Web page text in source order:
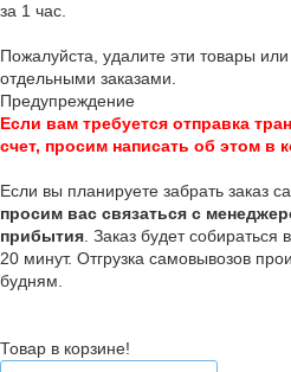
за 1 час.
Пожалуйста, удалите эти товары
отдельными заказами.
Предупреждение
Если вам требуется отправка
счет, просим написать об этом в
Если вы планируете забрать заказ
просим вас связаться с
прибытия . Заказ будет
20 минут. Отгрузка самовывозов
будням.
Товар в корзине!